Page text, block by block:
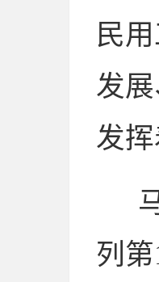
民
发
发
列